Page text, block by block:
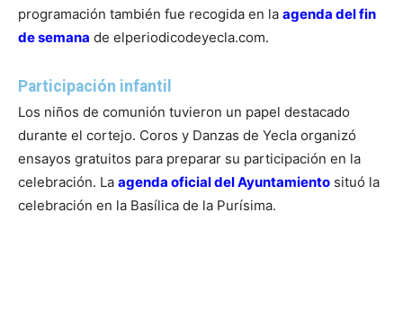
programación también fue recogida en la agenda del fin
de semana de elperiodicodeyecla.com.
Participación infantil
Los niños de comunión tuvieron un papel destacado
durante el cortejo. Coros y Danzas de Yecla organizó
ensayos gratuitos para preparar su participación en la
celebración. La agenda oficial del Ayuntamiento situó la
celebración en la Basílica de la Purísima.